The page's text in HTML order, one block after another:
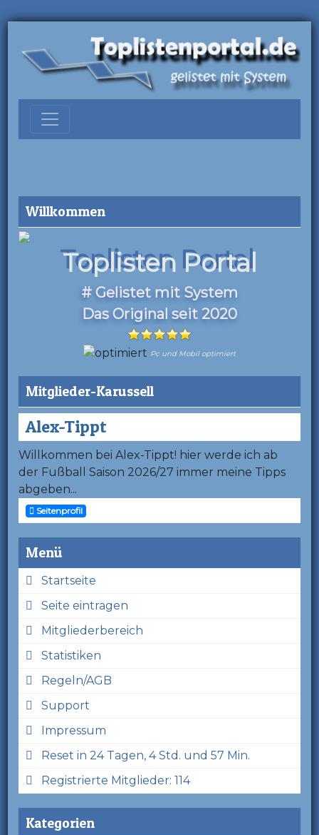
Willkommen
Toplisten Portal
# Gelistet mit System
Das Original seit 2020
Pc und Mobil optimiert
Mitglieder-Karussell
Alex-Tippt
Willkommen bei Alex-Tippt! hier werde ich ab
der Fußball Saison 2026/27 immer meine Tipps
abgeben...
Seitenprofil
Menü
Startseite
Seite eintragen
Mitgliederbereich
Statistiken
Regeln/AGB
Support
Impressum
Reset in 24 Tagen, 4 Std. und 57 Min.
Registrierte Mitglieder: 114
Kategorien